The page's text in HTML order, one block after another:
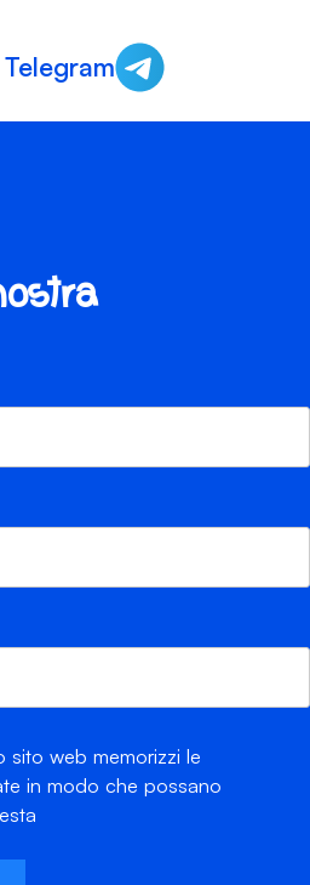
web memorizzi le
in modo che possano